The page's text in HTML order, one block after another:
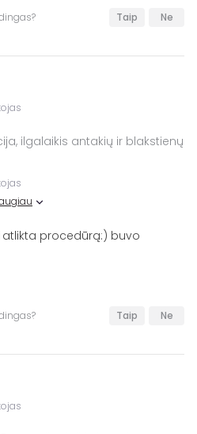
Taip Ne
ilgalaikis antakių ir blakstienų
atlikta procedūrą:) buvo
Taip Ne